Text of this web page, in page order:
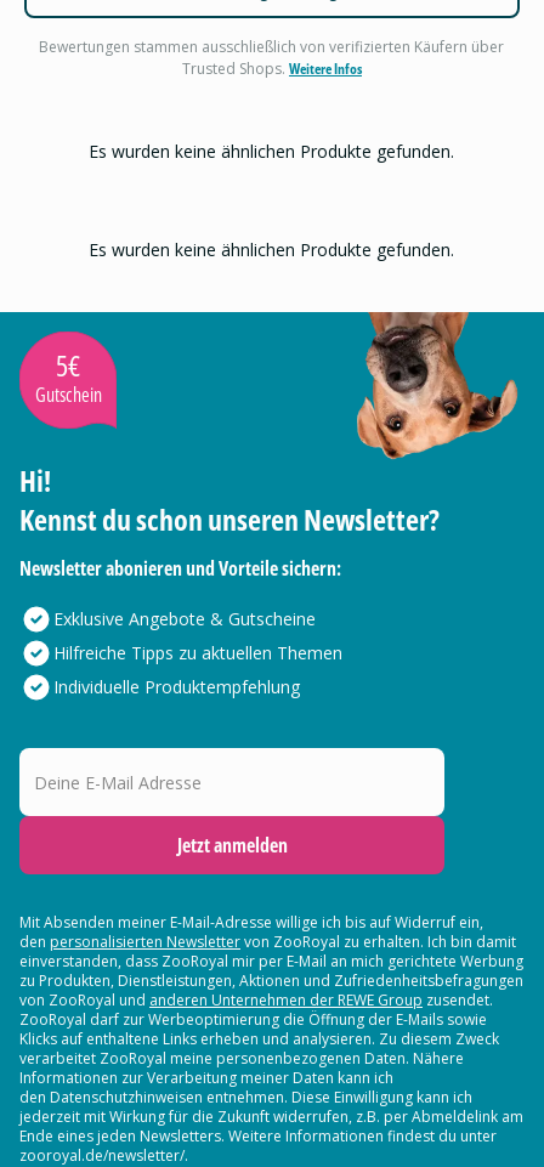
Bewertungen stammen ausschließlich von verifizierten Käufern über
Trusted Shops. Weitere Infos
Es wurden keine ähnlichen Produkte gefunden.
Es wurden keine ähnlichen Produkte gefunden.
5€
Gutschein
Hi!
Kennst du schon unseren Newsletter?
Newsletter abonieren und Vorteile sichern:
Exklusive Angebote & Gutscheine
Hilfreiche Tipps zu aktuellen Themen
Individuelle Produktempfehlung
Deine E-Mail Adresse
Jetzt anmelden
Mit Absenden meiner E-Mail-Adresse willige ich bis auf Widerruf ein,
den personalisierten Newslettervon ZooRoyal zu erhalten. Ich bin damit
einverstanden, dass ZooRoyal mir per E-Mail an mich gerichtete Werbung
zu Produkten, Dienstleistungen, Aktionen und Zufriedenheitsbefragungen
von ZooRoyal und anderen Unternehmen der REWE Group zusendet.
ZooRoyal darf zur Werbeoptimierung die Öffnung der E-Mails sowie
Klicks auf enthaltene Links erheben und analysieren. Zu diesem Zweck
verarbeitet ZooRoyal meine personenbezogenen Daten. Nähere
Informationen zur Verarbeitung meiner Daten kann ich
den Datenschutzhinweisen entnehmen. Diese Einwilligung kann ich
jederzeit mit Wirkung für die Zukunft widerrufen, z.B. per Abmeldelink am
Ende eines jeden Newsletters. Weitere Informationen findest du unter
zooroyal.de/newsletter/.